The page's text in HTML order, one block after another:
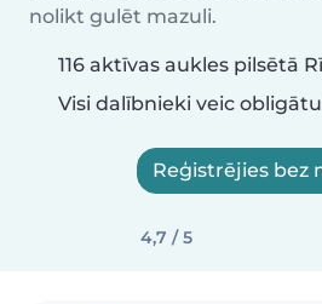
nolikt gulēt mazuli.
116 aktīvas aukles pilsētā
Visi dalībnieki veic
Reģistrējies bez
4,7 / 5